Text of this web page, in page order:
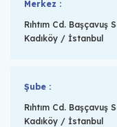
Merkez :
Rıhtım Cd. Başçavuş
Kadıköy / İstanbul
Şube :
Rıhtım Cd. Başçavuş
Kadıköy / İstanbul